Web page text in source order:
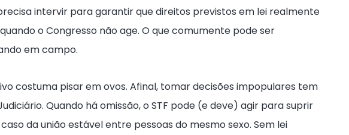
intervir para garantir que direitos previstos em lei realmente
o Congresso não age. O que comumente pode ser
em campo.
costuma pisar em ovos. Afinal, tomar decisões impopulares tem
Quando há omissão, o STF pode (e deve) agir para suprir
da união estável entre pessoas do mesmo sexo. Sem lei